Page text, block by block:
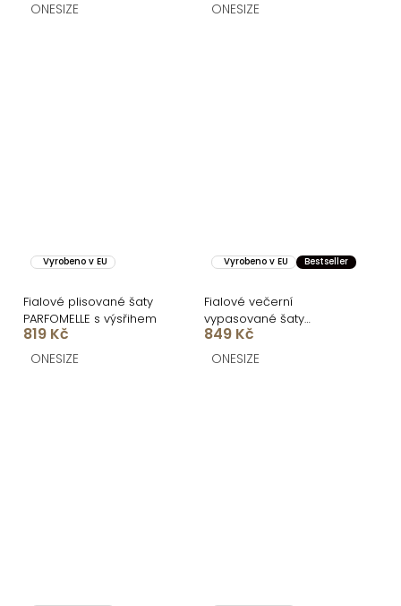
ONESIZE ONESIZE
Vyrobeno v EU
Fialové plisované šaty
PARFOMELLE s výsřihem
819 Kč
ONESIZE
Vyrobeno v EU Bestseller
Fialové večerní
vypasované šaty
FIAMMAR přes jedno
rameno
849 Kč
ONESIZE